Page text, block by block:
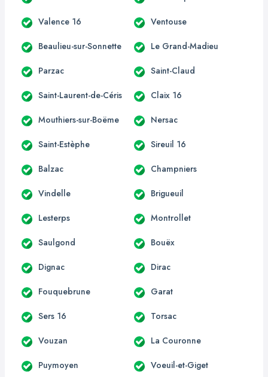
Valence 16 Ventouse
Beaulieu-sur-Sonnette Le Grand-Madieu
Parzac Saint-Claud
Saint-Laurent-de-Céris Claix 16
Mouthiers-sur-Boëme Nersac
Saint-Estèphe Sireuil 16
Balzac Champniers
Vindelle Brigueuil
Lesterps Montrollet
Saulgond Bouëx
Dignac Dirac
Fouquebrune Garat
Sers 16 Torsac
Vouzan La Couronne
Puymoyen Voeuil-et-Giget